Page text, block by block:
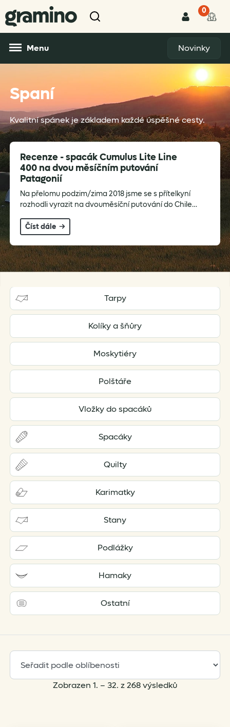
0
Menu Novinky
Spaní
Kvalitní spánek je základem každé úspěšné cesty.
Recenze - spacák Cumulus Lite Line
400 na dvou měsíčním putování
Patagonií
Na přelomu podzim/zima 2018 jsme se s přítelkyní
rozhodli vyrazit na dvouměsíční putování do Chile…
Číst dále
Tarpy
Kolíky a šňůry
Moskytiéry
Polštáře
Vložky do spacáků
Spacáky
Quilty
Karimatky
Stany
Podlážky
Hamaky
Ostatní
Zobrazen 1. – 32. z 268 výsledkůSorted